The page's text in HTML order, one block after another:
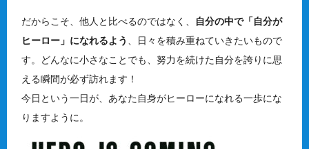
だからこそ、他人と比べるのではなく、 自分の中で「自分が
ヒーロー」になれるよう
、日々を積み重ねていきたいもので
す。どんなに小さなことでも、努力を続けた自分を誇りに思
える瞬間が必ず訪れます！
今日という一日が、あなた自身がヒーローになれる一歩にな
りますように。